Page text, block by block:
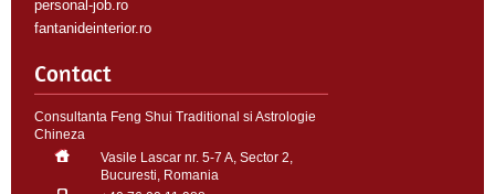
personal-job.ro
fantanideinterior.ro
Contact
Consultanta Feng Shui Traditional si Astrologie
Chineza
Vasile Lascar nr. 5-7 A, Sector 2,
Bucuresti, Romania